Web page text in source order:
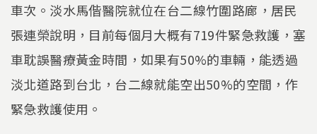
車次。淡水馬偕醫院就位在台二線竹圍路廊，居民
張連榮說明，目前每個月大概有719件緊急救護，塞
車耽誤醫療黃金時間，如果有50%的車輛，能透過
淡北道路到台北，台二線就能空出50%的空間，作
緊急救護使用。